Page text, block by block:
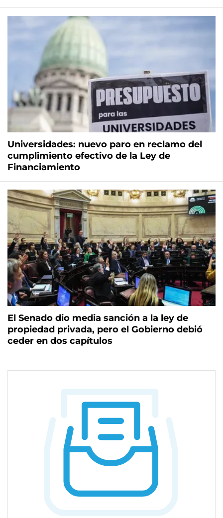
Universidades: nuevo paro en reclamo del
cumplimiento efectivo de la Ley de
Financiamiento
El Senado dio media sanción a la ley de
propiedad privada, pero el Gobierno debió
ceder en dos capítulos